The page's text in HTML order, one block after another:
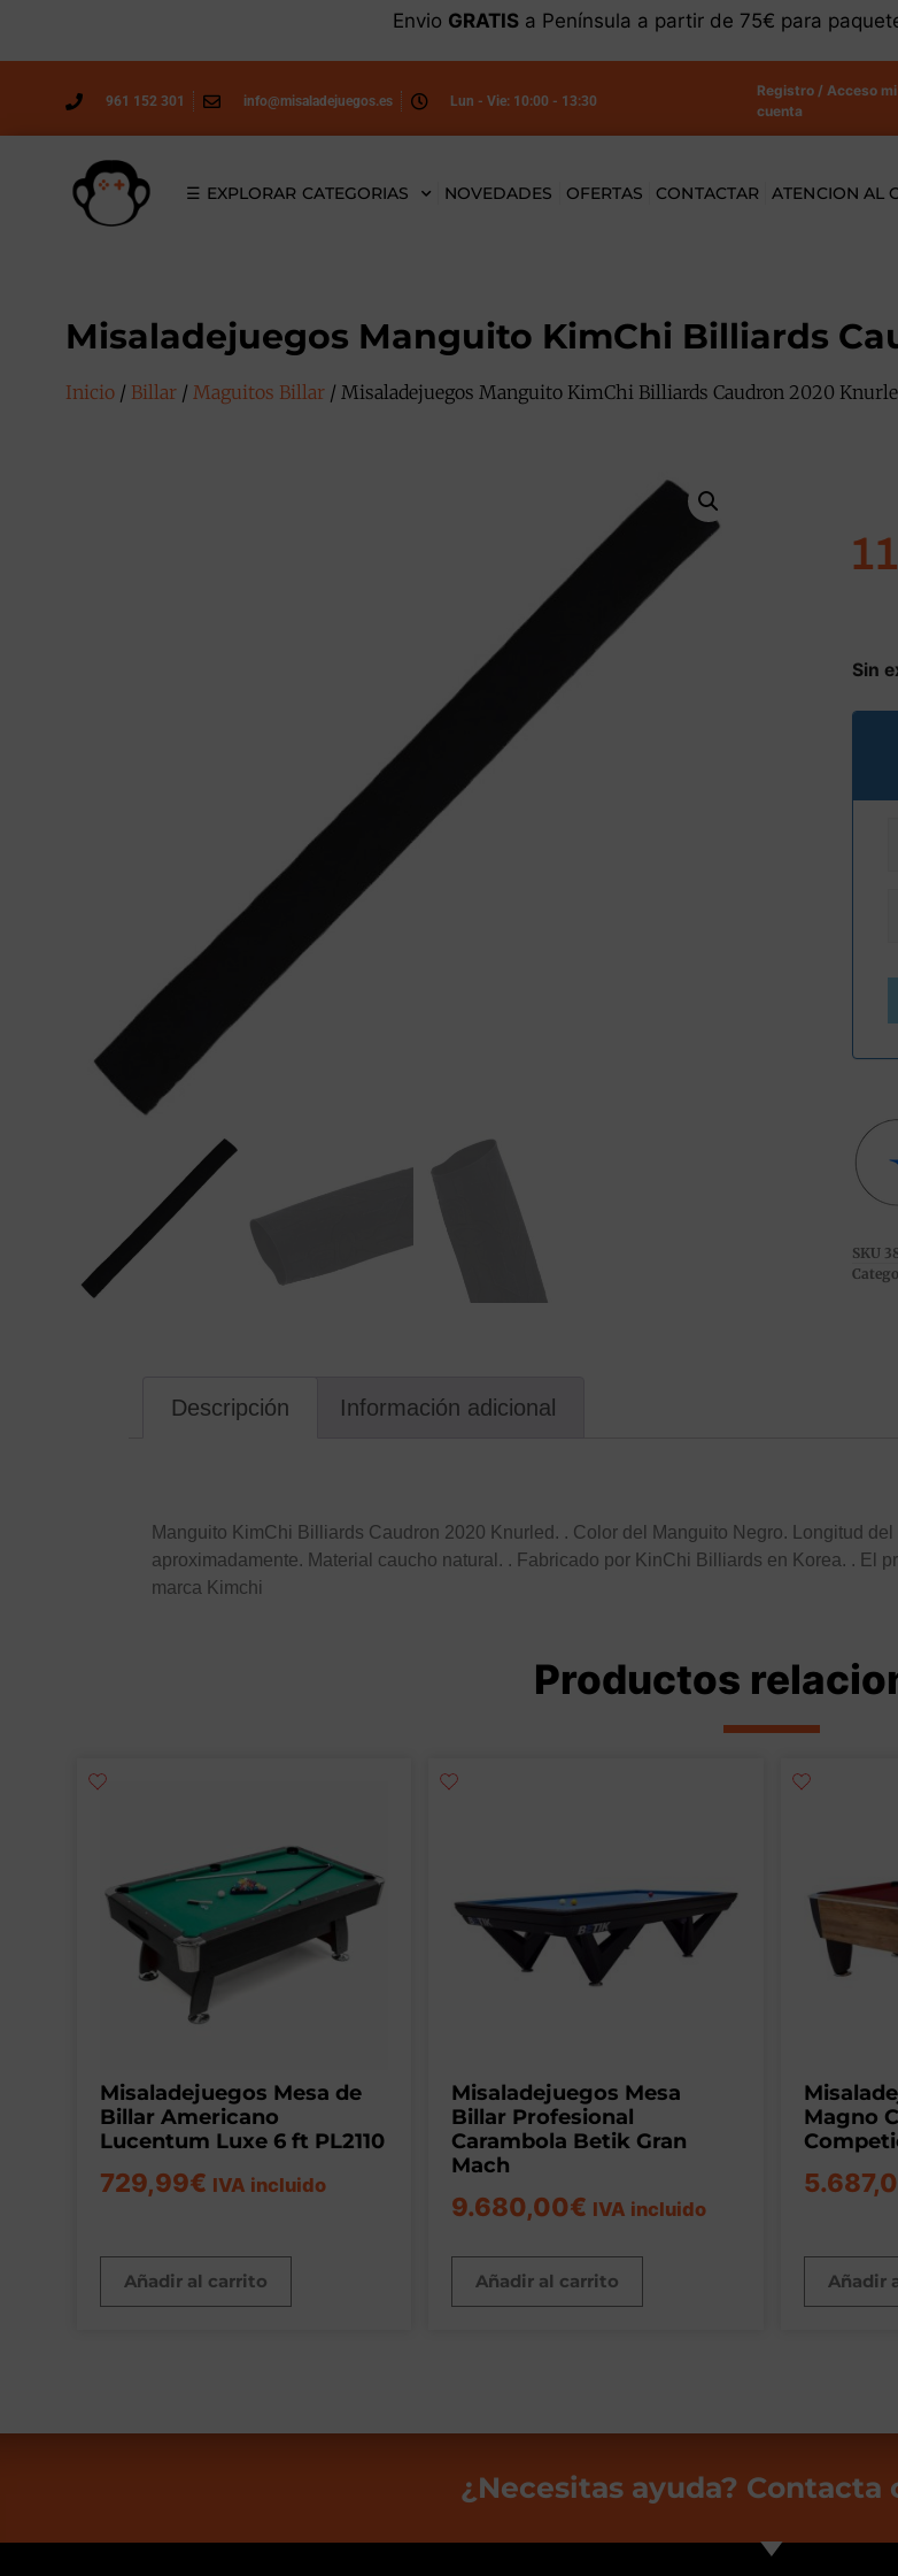
Envio GRATIS a Península a partir de 75€ para
961 152 301 info@misaladejuegos.es Lun - Vie: 10:00 - 13:30
Registro / Acceso mi
cuenta
☰ EXPLORAR CATEGORIAS NOVEDADES OFERTAS CONTACTAR ATENCION AL
Misaladejuegos Manguito KimChi Billiards
Inicio / Billar / Maguitos Billar / Misaladejuegos Manguito KimChi Billiards Caudron 2020
Sin
SKU
Descripción Información adicional
Manguito KimChi Billiards Caudron 2020 Knurled. . Color del Manguito Negro. Longitud
aproximadamente. Material caucho natural. . Fabricado por KinChi Billiards en Korea. . El
marca Kimchi
Productos
Misaladejuegos Mesa de
Billar Americano
Lucentum Luxe 6 ft PL2110
729,99€ IVA incluido
Añadir al carrito
Misaladejuegos Mesa
Billar Profesional
Carambola Betik Gran
Mach
9.680,00€ IVA incluido
Añadir al carrito
Magno
Añadir
¿Necesitas ayuda? Contacta